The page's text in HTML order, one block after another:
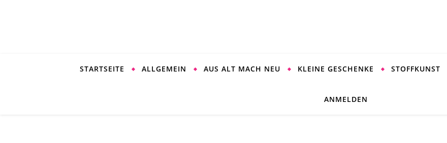
STARTSEITE ALLGEMEIN AUS ALT MACH NEU KLEINE GESCHENKE STOFFKUNST
ANMELDEN